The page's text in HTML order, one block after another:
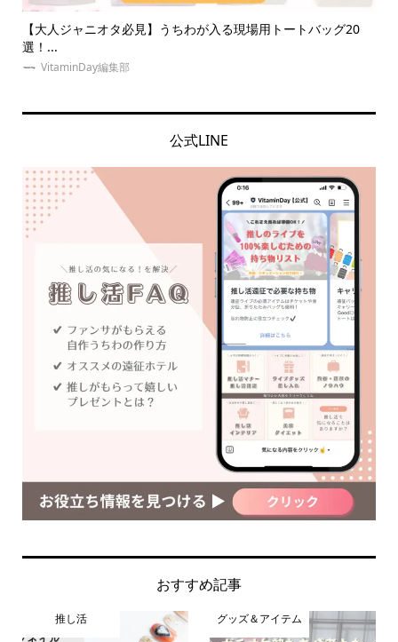
【大人ジャニオタ必見】うちわが入る現場用トートバッグ20
選！...
VitaminDay編集部
公式LINE
おすすめ記事
推し活 グッズ＆アイテム